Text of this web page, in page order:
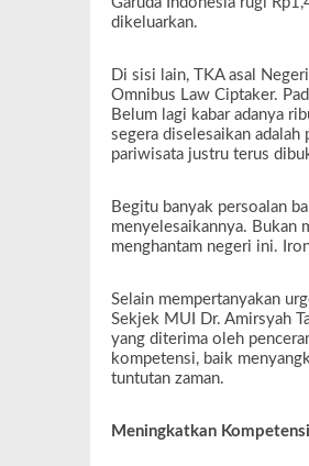
dikeluarkan.
Di sisi lain, TKA asal
Omnibus Law Ciptaker.
Belum lagi kabar adanya
segera diselesaikan
pariwisata justru terus
Begitu banyak persoalan
menyelesaikannya. Bukan
menghantam negeri ini.
Selain mempertanyakan
Sekjek MUI Dr. Amirsyah
yang diterima oleh
kompetensi, baik
tuntutan zaman.
Meningkatkan